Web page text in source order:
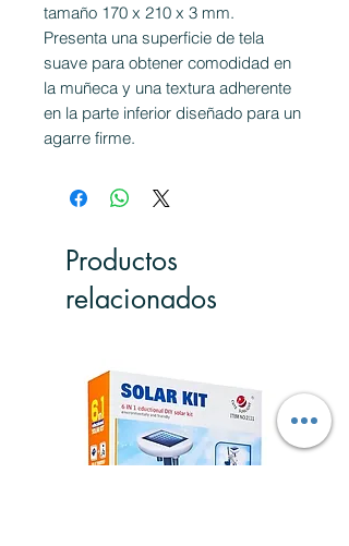
tamaño 170 x 210 x 3 mm.
Presenta una superficie de tela
suave para obtener comodidad en
la muñeca y una textura adherente
en la parte inferior diseñado para un
agarre firme.
Productos
relacionados